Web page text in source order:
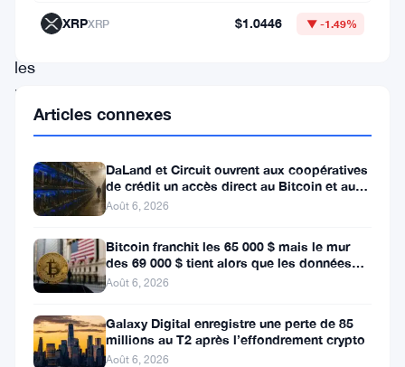
bourses
les
investisseurs
institutionnels
régulièrement
augmenté
leurs
réserves
Bitcoin,
même
XRPXRP $1.0446 ▼ -1.49%
Articles connexes
DaLand et Circuit ouvrent aux coopératives
de crédit un accès direct au Bitcoin et aux
actifs numériques
Août 6, 2026
Bitcoin franchit les 65 000 $ mais le mur
des 69 000 $ tient alors que les données
sur l’emploi se profilent
Août 6, 2026
Galaxy Digital enregistre une perte de 85
millions au T2 après l’effondrement crypto
Août 6, 2026